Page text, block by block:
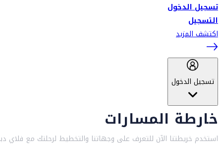
تسجيل الدخول
التسجيل
اكتشف المزيد
تسجيل الدخول
خارطة المسارات
استخدم خريطتنا الآن للتعرف على وجهاتنا والتخطيط لرحلتك مع